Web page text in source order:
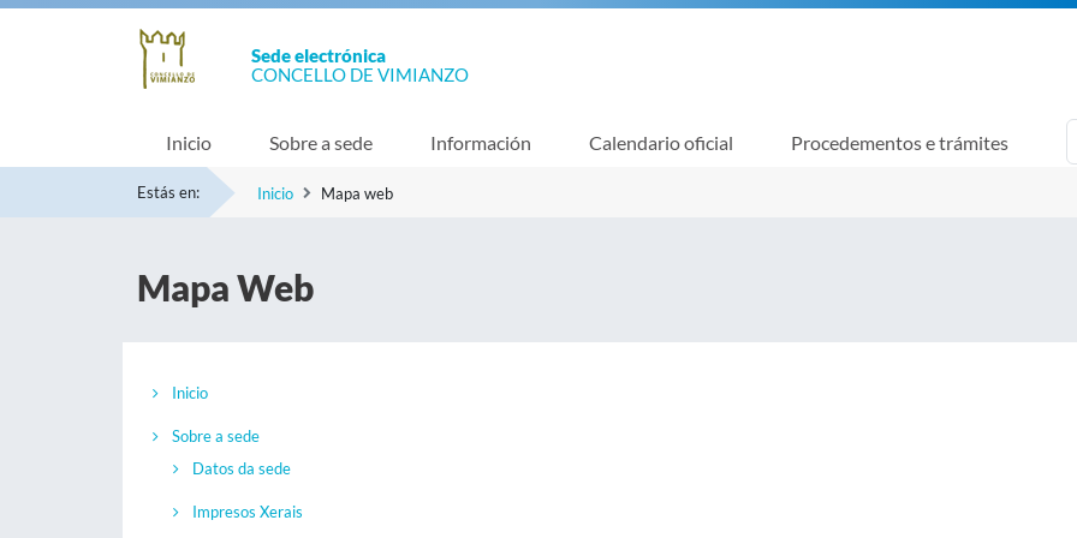
Sede electrónica
CONCELLO DE VIMIANZO
Inicio Sobre a sede Información Calendario oficial Procedementos e trámites
Estás en: Inicio Mapa web
Mapa Web
Inicio
Sobre a sede
Datos da sede
Impresos Xerais